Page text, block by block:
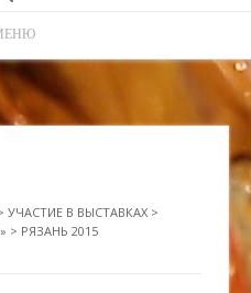
УЧАСТИЕ В ВЫСТАВКАХ >
> РЯЗАНЬ 2015